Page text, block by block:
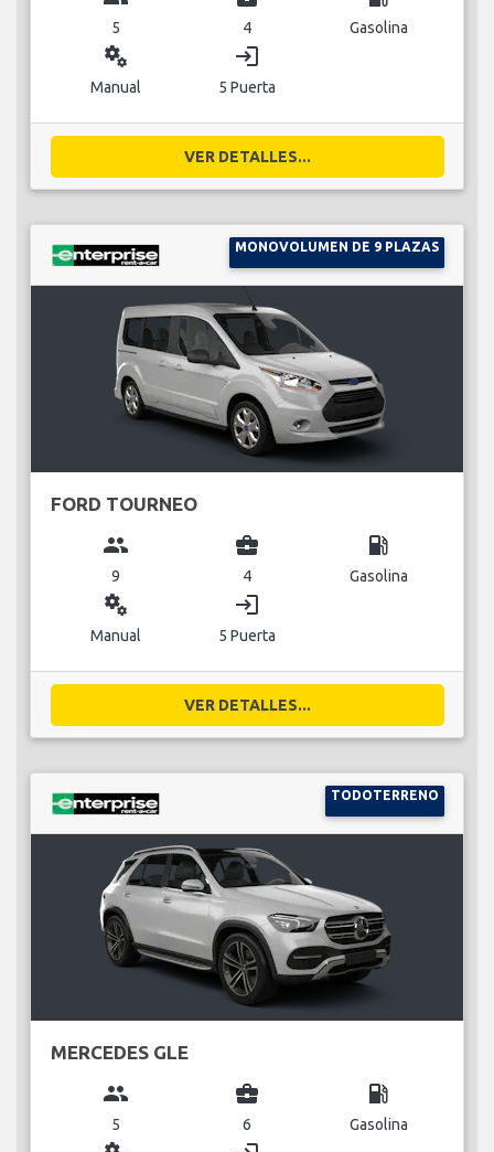
5 4 Gasolina
miscellaneous_services
Manual
login
5 Puerta
VER DETALLES...
MONOVOLUMEN DE 9 PLAZAS
FORD TOURNEO
group
9
business_center
4
local_gas_station
Gasolina
miscellaneous_services
Manual
login
5 Puerta
VER DETALLES...
TODOTERRENO
MERCEDES GLE
group
5
business_center
6
local_gas_station
Gasolina